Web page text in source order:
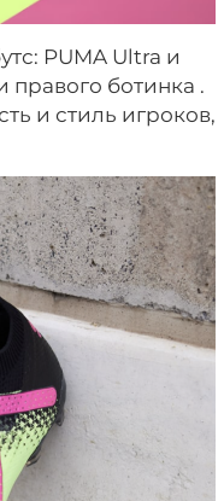
PUMA Ultra и
правого ботинка .
и стиль игроков,